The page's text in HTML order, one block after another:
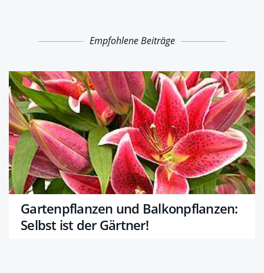
Empfohlene Beiträge
Gartenpflanzen und Balkonpflanzen:
Selbst ist der Gärtner!